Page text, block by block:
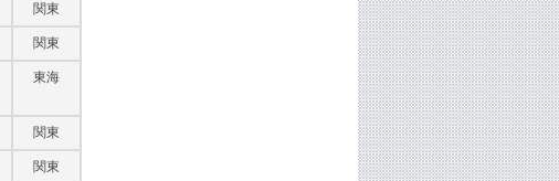
関東
関東
東海
関東
関東